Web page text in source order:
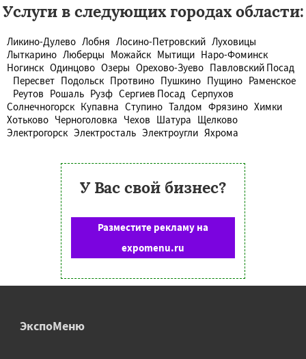
Услуги в следующих городах области:
Ликино-Дулево Лобня Лосино-Петровский Луховицы
Лыткарино Люберцы Можайск Мытищи Наро-Фоминск
Ногинск Одинцово Озеры Орехово-Зуево Павловский Посад
Пересвет Подольск Протвино Пушкино Пущино Раменское
Реутов Рошаль Рузф Сергиев Посад Серпухов
Солнечногорск Купавна Ступино Талдом Фрязино Химки
Хотьково Черноголовка Чехов Шатура Щелково
Электрогорск Электросталь Электроугли Яхрома
У Вас свой бизнес?
Разместите рекламу на
expomenu.ru
ЭкспоМеню